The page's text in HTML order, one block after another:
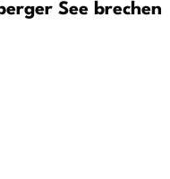
See brechen